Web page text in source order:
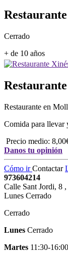
Cerrado
+ de 10 años
Restaurante en
Comida para llevar
Precio medio:
Danos tu opinión
Cómo irContactar
973604214
Calle Sant Jordi, 8 ,
Lunes Cerrado
Cerrado
Lunes Cerrado
Martes 11:30-16:00